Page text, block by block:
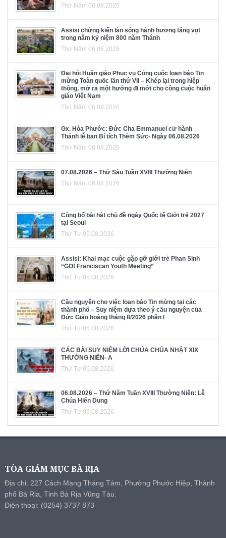
Thứ Năm 06.08.2026
Assisi chứng kiến làn sóng hành hương tăng vọt
trong năm kỷ niệm 800 năm Thánh
Thứ Năm 06.08.2026
Đại hội Huấn giáo Phục vụ Công cuộc loan báo Tin
mừng Toàn quốc lần thứ VII – Khép lại trong hiệp
thông, mở ra một hướng đi mới cho công cuộc huấn
giáo Việt Nam
Thứ Năm 06.08.2026
Gx. Hòa Phước: Đức Cha Emmanuel cử hành
Thánh lễ ban Bí tích Thêm Sức- Ngày 06.08.2026
Thứ Năm 06.08.2026
07.08.2026 – Thứ Sáu Tuần XVIII Thường Niên
Thứ Năm 06.08.2026
Công bố bài hát chủ đề ngày Quốc tế Giới trẻ 2027
tại Seoul
Thứ Tư 05.08.2026
Assisi: Khai mạc cuộc gặp gỡ giới trẻ Phan Sinh
“GO! Franciscan Youth Meeting”
Thứ Tư 05.08.2026
Cầu nguyện cho việc loan báo Tin mừng tại các
thành phố – Suy niệm dựa theo ý cầu nguyện của
Đức Giáo hoàng tháng 8/2026 phần I
Thứ Tư 05.08.2026
CÁC BÀI SUY NIỆM LỜI CHÚA CHÚA NHẬT XIX
THƯỜNG NIÊN- A
Thứ Tư 05.08.2026
06.08.2026 – Thứ Năm Tuần XVIII Thường Niên: Lễ
Chúa Hiển Dung
Thứ Tư 05.08.2026
TÒA GIÁM MỤC BÀ RỊA
Địa chỉ: 227 Cách Mạng Tháng Tám, Phường Phước Hiệp, Thành
phố Bà Rịa, Tỉnh Bà Rịa Vũng Tàu.
Điện thoại: (0254) 3737 873